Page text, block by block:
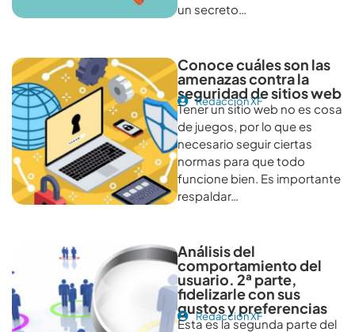
un secreto…
Conoce cuáles son las
amenazas contra la
seguridad de sitios web
Redacción XF
Tener un sitio web no es cosa
de juegos, por lo que es
necesario seguir ciertas
normas para que todo
funcione bien. Es importante
respaldar…
Análisis del
comportamiento del
usuario. 2ª parte,
fidelizarle con sus
gustos y preferencias
Redacción XF
Esta es la segunda parte del